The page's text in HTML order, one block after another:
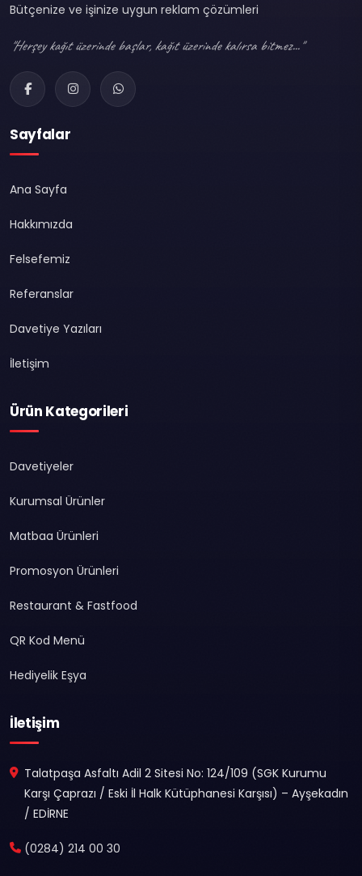
Bütçenize ve işinize uygun reklam çözümleri
"Herşey kağıt üzerinde başlar, kağıt üzerinde kalırsa bitmez..."
Sayfalar
Ana Sayfa
Hakkımızda
Felsefemiz
Referanslar
Davetiye Yazıları
İletişim
Ürün Kategorileri
Davetiyeler
Kurumsal Ürünler
Matbaa Ürünleri
Promosyon Ürünleri
Restaurant & Fastfood
QR Kod Menü
Hediyelik Eşya
İletişim
Talatpaşa Asfaltı Adil 2 Sitesi No: 124/109 (SGK Kurumu
Karşı Çaprazı / Eski İl Halk Kütüphanesi Karşısı) – Ayşekadın
/ EDİRNE
(0284) 214 00 30